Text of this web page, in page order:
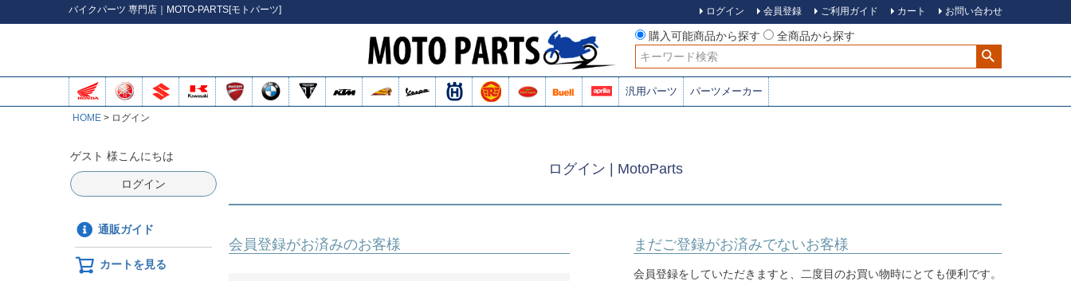
バイクパーツ 専門店｜MOTO-PARTS[モトパーツ] ログイン 会員登録 ご利用ガイド カート お問い合わせ
購入可能商品から探す
全商品から探す
検索
汎用パーツ パーツメーカー
HOME ログイン
ゲスト 様こんにちは
ログイン
通販ガイド
カートを見る
ログイン | MotoParts
会員登録がお済みのお客様 まだご登録がお済みでないお客様
会員登録をしていただきますと、二度目のお買い物時にとても便利です。